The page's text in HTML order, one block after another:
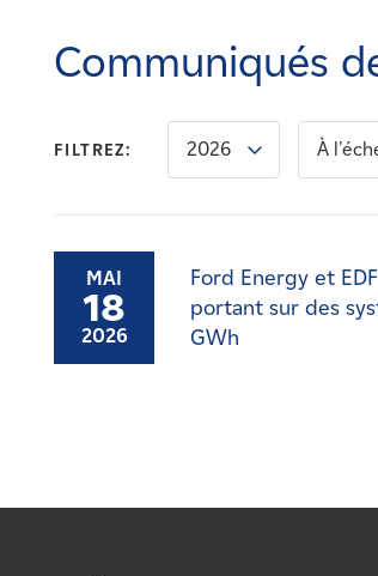
Nouvelles
Contactez-nous
Communiqués
FILTREZ: 2026 À
MAI
18
2026
Ford Energy et
portant sur des
GWh